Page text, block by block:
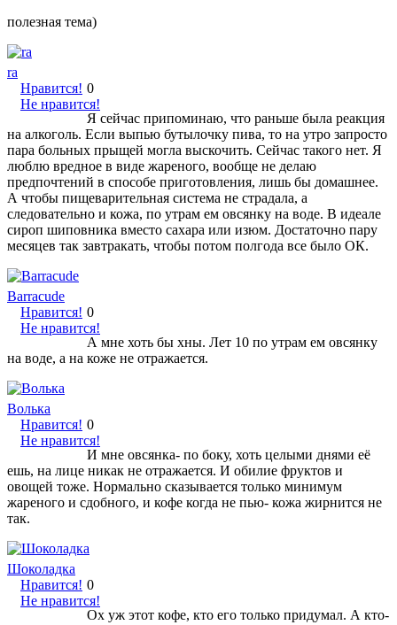
полезная тема)
ra
Нравится!
Не нравится!
0
Я сейчас припоминаю, что раньше была реакция
на алкоголь. Если выпью бутылочку пива, то на утро запросто
пара больных прыщей могла выскочить. Сейчас такого нет. Я
люблю вредное в виде жареного, вообще не делаю
предпочтений в способе приготовления, лишь бы домашнее.
А чтобы пищеварительная система не страдала, а
следовательно и кожа, по утрам ем овсянку на воде. В идеале
сироп шиповника вместо сахара или изюм. Достаточно пару
месяцев так завтракать, чтобы потом полгода все было ОК.
Barracude
Нравится!
Не нравится!
0
А мне хоть бы хны. Лет 10 по утрам ем овсянку
на воде, а на коже не отражается.
Волька
Нравится!
Не нравится!
0
И мне овсянка- по боку, хоть целыми днями её
ешь, на лице никак не отражается. И обилие фруктов и
овощей тоже. Нормально сказывается только минимум
жареного и сдобного, и кофе когда не пью- кожа жирнится не
так.
Шоколадка
Нравится!
Не нравится!
0
Ох уж этот кофе, кто его только придумал. А кто-